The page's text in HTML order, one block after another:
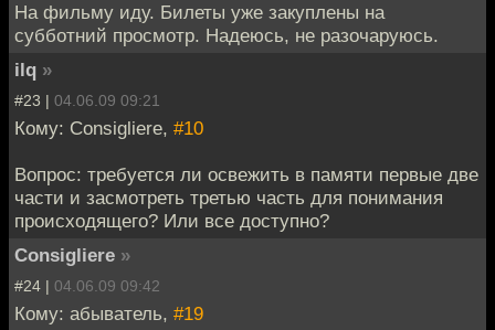
На фильму иду. Билеты уже закуплены на
субботний просмотр. Надеюсь, не разочаруюсь.
ilq »
#23 | 04.06.09 09:21
Кому: Consigliere, #10
Вопрос: требуется ли освежить в памяти первые две
части и засмотреть третью часть для понимания
происходящего? Или все доступно?
Consigliere »
#24 | 04.06.09 09:42
Кому: абыватель, #19